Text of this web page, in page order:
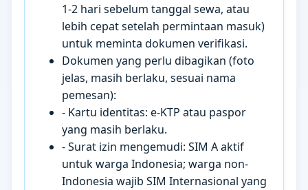
1-2 hari sebelum tanggal sewa, atau
lebih cepat setelah permintaan masuk)
untuk meminta dokumen verifikasi.
Dokumen yang perlu dibagikan (foto
jelas, masih berlaku, sesuai nama
pemesan):
- Kartu identitas: e-KTP atau paspor
yang masih berlaku.
- Surat izin mengemudi: SIM A aktif
untuk warga Indonesia; warga non-
Indonesia wajib SIM Internasional yang